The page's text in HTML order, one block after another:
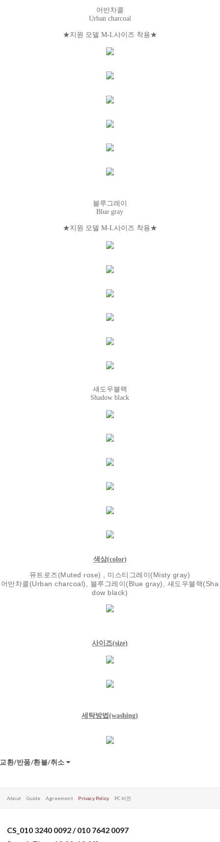
어반차콜
Urban charcoal
★지원 모델 M-L사이즈 착용★
블루그레이
Blue gray
★지원 모델 M-L사이즈 착용★
섀도우블랙
Shadow black
색상(color)
뮤트로즈(Muted rose) , 미스티그레이(Misty gray)
어반차콜(Urban charcoal), 블루그레이(Blue gray), 섀도우블랙(Sha
dow black)
사이즈(size)
세탁방법(washing)
교환/반품/환불/취소
About Guide Agreement Privacy Policy PC 버전
CS_010 3240 0092 / 010 7642 0097